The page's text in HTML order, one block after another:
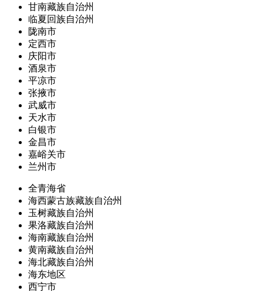
甘南藏族自治州
临夏回族自治州
陇南市
定西市
庆阳市
酒泉市
平凉市
张掖市
武威市
天水市
白银市
金昌市
嘉峪关市
兰州市
全青海省
海西蒙古族藏族自治州
玉树藏族自治州
果洛藏族自治州
海南藏族自治州
黄南藏族自治州
海北藏族自治州
海东地区
西宁市